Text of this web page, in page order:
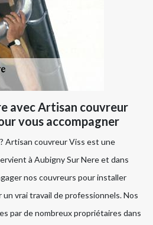
avec Artisan couvreur
vous accompagner
Artisan couvreur Viss est une
à Aubigny Sur Nere et dans
nos couvreurs pour installer
vrai travail de professionnels. Nos
par de nombreux propriétaires dans